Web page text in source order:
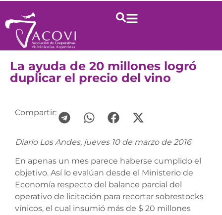
La ayuda de 20 millones logró
duplicar el precio del vino
Compartir:
Diario Los Andes, jueves 10 de marzo de 2016
En apenas un mes parece haberse cumplido el
objetivo. Así lo evalúan desde el Ministerio de
Economía respecto del balance parcial del
operativo de licitación para recortar sobrestocks
vínicos, el cual insumió más de $ 20 millones